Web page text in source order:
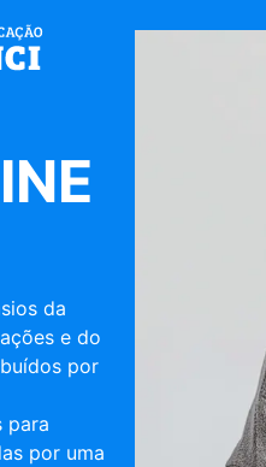
da
e do
por
para
por uma